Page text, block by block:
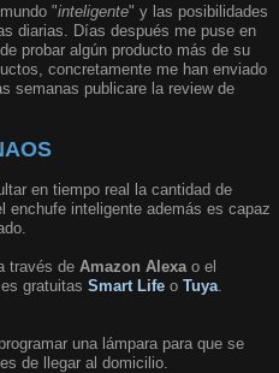
"inteligente" y las posibilidades
diarias. Días después me puse en
probar algún producto más de su
concretamente me han enviado
semanas publicare la review de
en tiempo real la cantidad de
inteligente además es capaz
través de Amazon Alexa o el
gratuitas Smart Life o Tuya
una lámpara para que se
de llegar al domicilio.